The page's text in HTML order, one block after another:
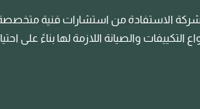
الاستفادة من استشارات فنية متخصصة
التكييفات والصيانة اللازمة لها بناءً على